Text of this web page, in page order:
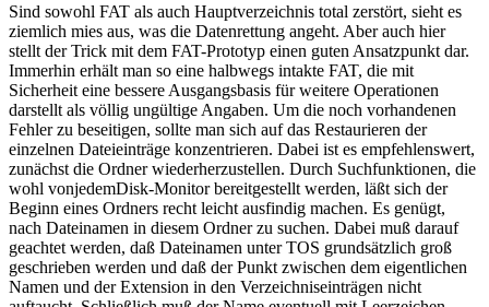
Sind sowohl FAT als auch Hauptverzeichnis total zerstört, sieht es
ziemlich mies aus, was die Datenrettung angeht. Aber auch hier
stellt der Trick mit dem FAT-Prototyp einen guten Ansatzpunkt dar.
Immerhin erhält man so eine halbwegs intakte FAT, die mit
Sicherheit eine bessere Ausgangsbasis für weitere Operationen
darstellt als völlig ungültige Angaben. Um die noch vorhandenen
Fehler zu beseitigen, sollte man sich auf das Restaurieren der
einzelnen Dateieinträge konzentrieren. Dabei ist es empfehlenswert,
zunächst die Ordner wiederherzustellen. Durch Suchfunktionen, die
wohl vonjedemDisk-Monitor bereitgestellt werden, läßt sich der
Beginn eines Ordners recht leicht ausfindig machen. Es genügt,
nach Dateinamen in diesem Ordner zu suchen. Dabei muß darauf
geachtet werden, daß Dateinamen unter TOS grundsätzlich groß
geschrieben werden und daß der Punkt zwischen dem eigentlichen
Namen und der Extension in den Verzeichniseinträgen nicht